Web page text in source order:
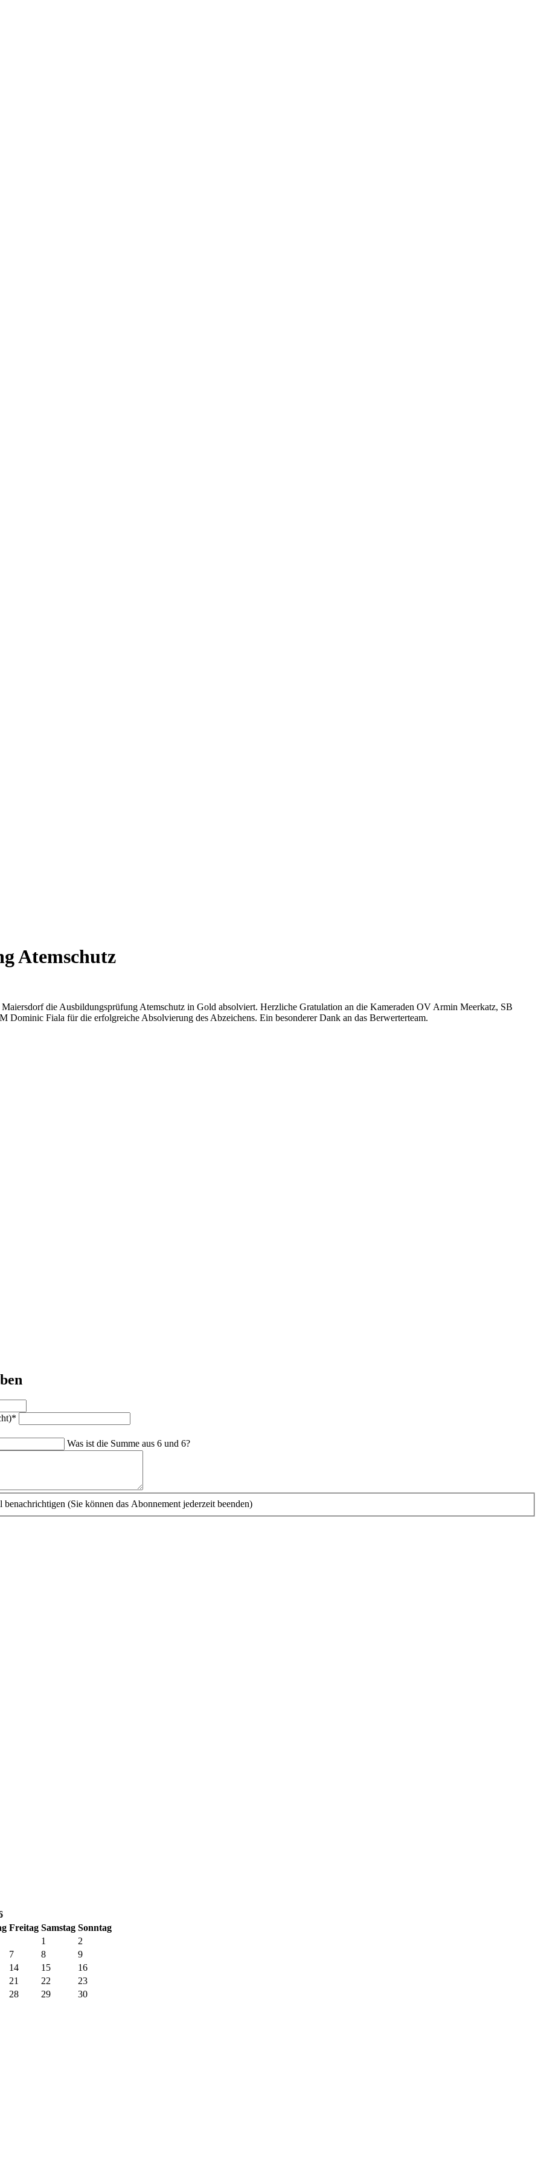
Atemschutz
die Ausbildungsprüfung Atemschutz in Gold absolviert. Herzliche Gratulation an die Kameraden OV Armin Meerkatz, SB
Dominic Fiala für die erfolgreiche Absolvierung des Abzeichens. Ein besonderer Dank an das Berwerterteam.
*
Was ist die Summe aus 6 und 6?
(Sie können das Abonnement jederzeit beenden)
Freitag Samstag Sonntag
1
2
7 8
9
14 15
16
21 22
23
28 29
30